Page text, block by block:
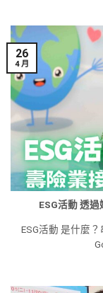
ESG活動 透
ESG活動 是什麼
26
4 月